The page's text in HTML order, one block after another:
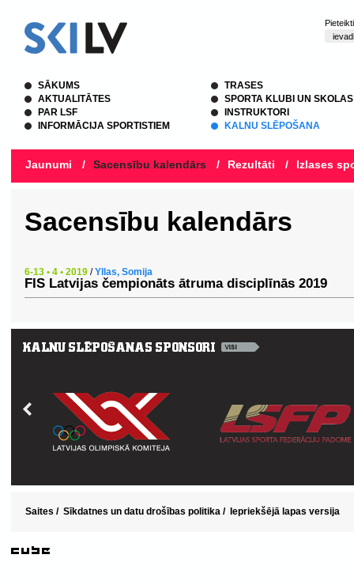
SĀKUMS
AKTUALITĀTES
PAR LSF
INFORMĀCIJA SPORTISTIEM
TRASES
SPORTA KLUBI UN SKOLAS
INSTRUKTORI
KALNU SLĒPOŠANA
Jaunumi / Sacensību kalendārs / Rezultāti / Izlases
Sacensību kalendārs
6-13 • 4 • 2019 /Yllas, Somija
FIS Latvijas čempionāts ātruma disciplīnās 2019
Saites / Sīkdatnes un datu drošības politika / Iepriekšējā lapas versija